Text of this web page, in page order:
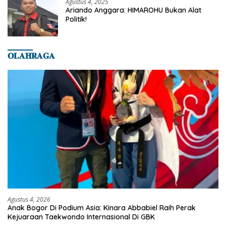
Ariando Anggara: HIMAROHU Bukan Alat
Politik!
𝐎𝐋𝐀𝐇𝐑𝐀𝐆𝐀
Agustus 4, 2026
Anak Bogor Di Podium Asia: Kinara Abbabiel Raih Perak
Kejuaraan Taekwondo Internasional Di GBK